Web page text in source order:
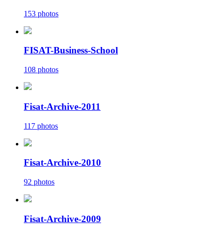
153 photos
FISAT-Business-School
108 photos
Fisat-Archive-2011
117 photos
Fisat-Archive-2010
92 photos
Fisat-Archive-2009